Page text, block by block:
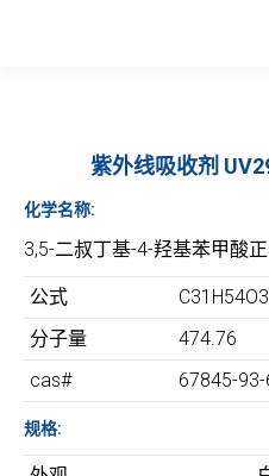
紫外线吸收剂
化学名称:
3,5-二叔丁基-4-羟基苯甲酸
公式
C31H54O3
分子量
474.76
cas#
67845-93-
规格: